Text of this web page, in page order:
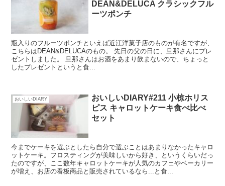
DEAN&DELUCA クラシックフル
ーツポンチ
瓶入りのフルーツポンチといえば近江洋菓子店のものが有名ですが、
こちらはDEAN&DELUCAのもの。 先日の父の日に、旦那さんにプレ
ゼントしました。 旦那さんはお酒をあまり飲まないので、ちょっと
したプレゼントというと食...
おいしいDIARY
おいしいDIARY#211 小椋ホリス
ピス キャロットケーキ食べ比べ
セット
今までケーキを選ぶとしたら自分で選ぶことはあまりなかったキャロ
ットケーキ。フロスティングが美味しいから好き、というくらいだっ
たのですが、ここ数年キャロットケーキが人気のカフェやベーカリー
が増え、お店の看板商品と販売されているなら...と食...